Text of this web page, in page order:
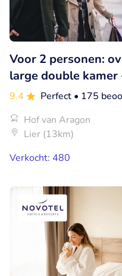
Voor 2 personen:
large double
9.4 Perfect • 175
Hof van Aragon
Lier (13km)
Verkocht: 480